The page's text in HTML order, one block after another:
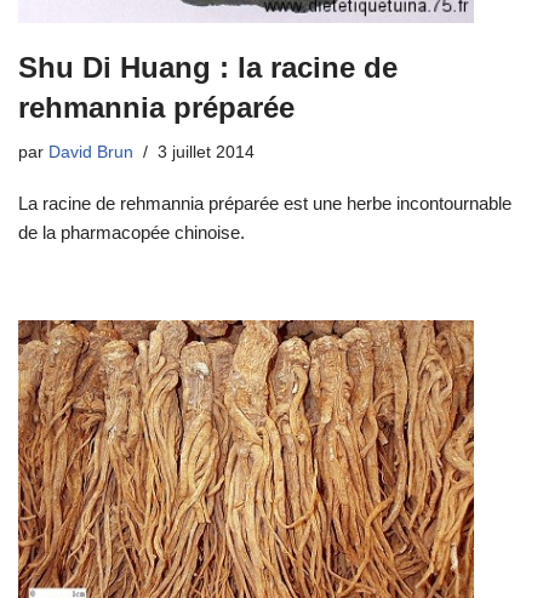
Shu Di Huang : la racine de
rehmannia préparée
par David Brun 3 juillet 2014
La racine de rehmannia préparée est une herbe incontournable
de la pharmacopée chinoise.